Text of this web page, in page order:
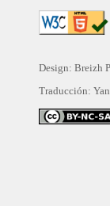
Design: Breizh
Traducción: